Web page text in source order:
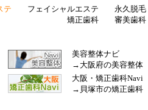
テ
フェイシャルエステ
永久脱毛
矯正歯科
審美歯科
美容整体ナビ
→ 大阪府の美容整体
大阪・矯正歯科Navi
→ 貝塚市の矯正歯科